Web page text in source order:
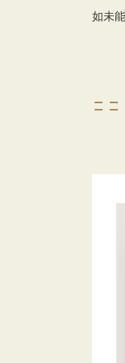
如未